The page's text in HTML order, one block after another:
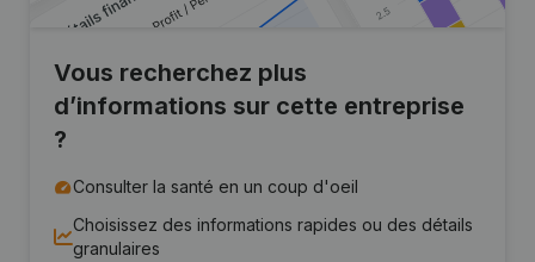
Vous recherchez plus
d’informations sur cette entreprise
?
Consulter la santé en un coup d'oeil
Choisissez des informations rapides ou des détails
granulaires